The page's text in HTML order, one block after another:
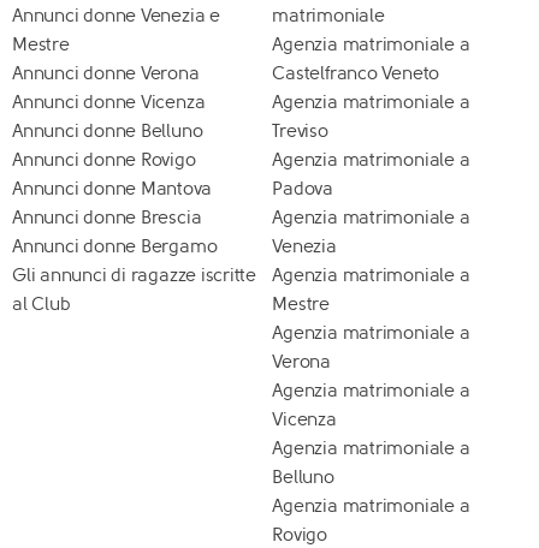
Annunci donne Venezia e
Mestre
Annunci donne Verona
Annunci donne Vicenza
Annunci donne Belluno
Annunci donne Rovigo
Annunci donne Mantova
Annunci donne Brescia
Annunci donne Bergamo
Gli annunci di ragazze iscritte
al Club
matrimoniale
Agenzia matrimoniale a
Castelfranco Veneto
Agenzia matrimoniale a
Treviso
Agenzia matrimoniale a
Padova
Agenzia matrimoniale a
Venezia
Agenzia matrimoniale a
Mestre
Agenzia matrimoniale a
Verona
Agenzia matrimoniale a
Vicenza
Agenzia matrimoniale a
Belluno
Agenzia matrimoniale a
Rovigo